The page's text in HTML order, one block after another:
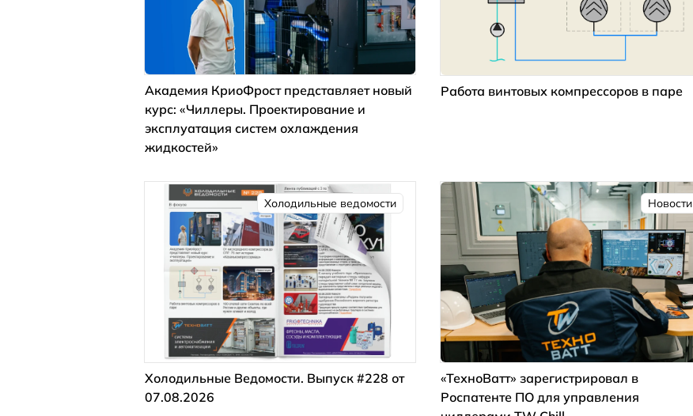
Академия КриоФрост представляет новый
курс: «Чиллеры. Проектирование и
эксплуатация систем охлаждения
жидкостей»
Работа винтовых компрессоров в паре
Холодильные ведомости
Холодильные Ведомости. Выпуск #228 от
07.08.2026
Новости
«ТехноВатт» зарегистрировал в
Роспатенте ПО для управления